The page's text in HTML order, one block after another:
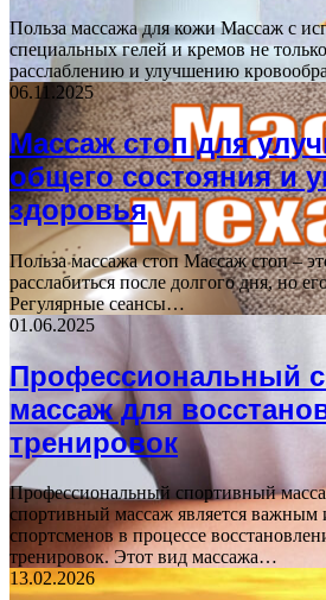
Польза массажа для кожи Массаж с
специальных гелей и кремов не
расслаблению и улучшению
06.11.2025
Массаж стоп для
общего состояния и
здоровья
Польза массажа стоп Массаж стоп –
расслабиться после долгого дня, но
Регулярные сеансы…
01.06.2025
Профессиональный
массаж для
тренировок
Профессиональный спортивный
спортивный массаж является важным
спортсменов в процессе
тренировок. Этот вид массажа…
13.02.2026